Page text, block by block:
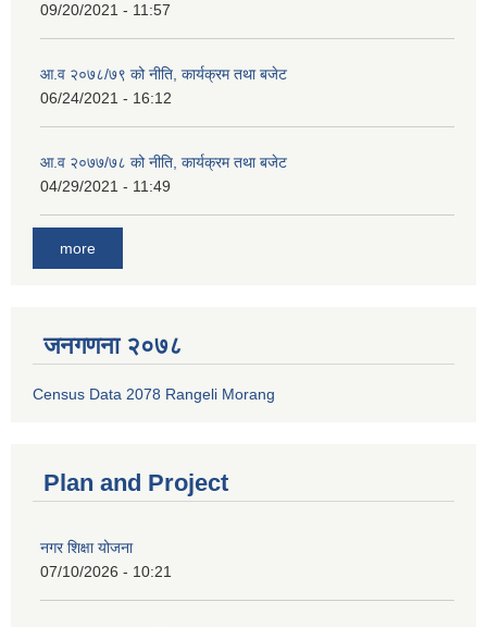
09/20/2021 - 11:57
आ.व २०७८/७९ को नीति, कार्यक्रम तथा बजेट
06/24/2021 - 16:12
आ.व २०७७/७८ को नीति, कार्यक्रम तथा बजेट
04/29/2021 - 11:49
more
जनगणना २०७८
Census Data 2078 Rangeli Morang
Plan and Project
नगर शिक्षा योजना
07/10/2026 - 10:21